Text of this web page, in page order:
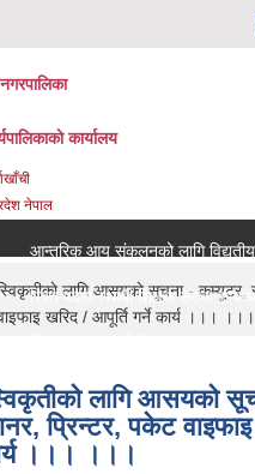
कार्यालय
नेपाल
आन्तरिक आय संकलनको लागि
रिक्त पदमा स्थायी शिक्षक सरुवा
लागि आसयकाे सूचना - कम्यूटर,
खरिद / आपूर्ति गर्ने कार्य ।।। ।।।
लागि आसयकाे
प्रिन्टर, पकेट
।।। ।।।